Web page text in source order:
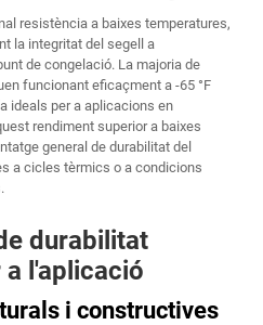
resistència a baixes temperatures,
la integritat del segell a
de congelació. La majoria de
funcionant eficaçment a -65 °F
ideals per a aplicacions en
rendiment superior a baixes
general de durabilitat del
a cicles tèrmics o a condicions
durabilitat
l'aplicació
i constructives